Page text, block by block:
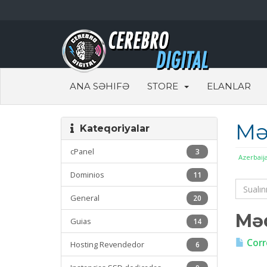
ANA SƏHIFƏ STORE ELANLAR
Kateqoriyalar
3
cPanel
11
Dominios
20
General
14
Guias
6
Hosting Revendedor